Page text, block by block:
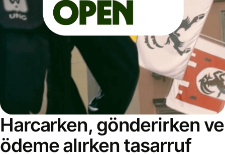
Harcarken, gönderirken ve
ödeme alırken tasarruf